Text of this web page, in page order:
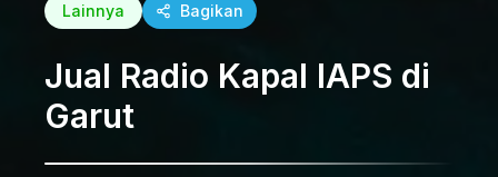
Lainnya
Bagikan
Jual Radio Kapal IAPS di
Garut